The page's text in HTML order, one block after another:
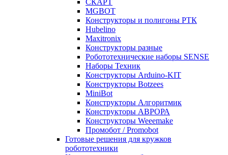
СКАРТ
MGBOT
Конструкторы и полигоны РТК
Hubelino
Maxitronix
Конструкторы разные
Робототехнические наборы SENSE
Наборы Техник
Конструкторы Arduino-KIT
Конструкторы Botzees
MiniBot
Конструкторы Алгоритмик
Конструкторы АВРОРА
Конструкторы Weeemake
Промобот / Promobot
Готовые решения для кружков
робототехники